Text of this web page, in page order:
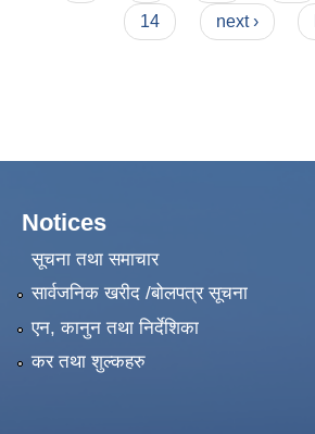
14
next ›
Notices
सूचना तथा समाचार
सार्वजनिक खरीद /बोलपत्र सूचना
एन, कानुन तथा निर्देशिका
कर तथा शुल्कहरु